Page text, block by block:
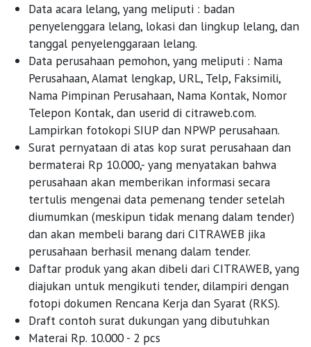
Data acara lelang, yang meliputi : badan
penyelenggara lelang, lokasi dan lingkup lelang, dan
tanggal penyelenggaraan lelang.
Data perusahaan pemohon, yang meliputi : Nama
Perusahaan, Alamat lengkap, URL, Telp, Faksimili,
Nama Pimpinan Perusahaan, Nama Kontak, Nomor
Telepon Kontak, dan userid di citraweb.com.
Lampirkan fotokopi SIUP dan NPWP perusahaan.
Surat pernyataan di atas kop surat perusahaan dan
bermaterai Rp 10.000,- yang menyatakan bahwa
perusahaan akan memberikan informasi secara
tertulis mengenai data pemenang tender setelah
diumumkan (meskipun tidak menang dalam tender)
dan akan membeli barang dari CITRAWEB jika
perusahaan berhasil menang dalam tender.
Daftar produk yang akan dibeli dari CITRAWEB, yang
diajukan untuk mengikuti tender, dilampiri dengan
fotopi dokumen Rencana Kerja dan Syarat (RKS).
Draft contoh surat dukungan yang dibutuhkan
Materai Rp. 10.000 - 2 pcs